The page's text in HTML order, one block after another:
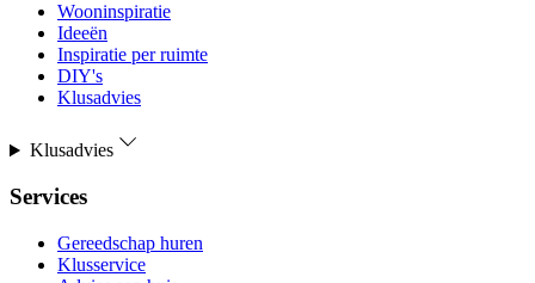
Wooninspiratie
Ideeën
Inspiratie per ruimte
DIY's
Klusadvies
Klusadvies
Services
Gereedschap huren
Klusservice